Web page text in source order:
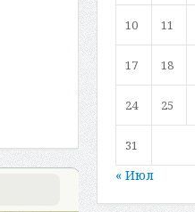
10 11
17 18
24 25
31
« Июл